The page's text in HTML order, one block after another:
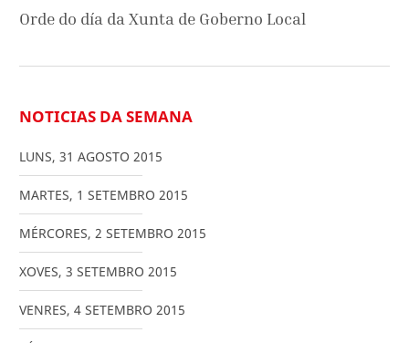
Orde do día da Xunta de Goberno Local
NOTICIAS DA SEMANA
LUNS, 31 AGOSTO 2015
MARTES, 1 SETEMBRO 2015
MÉRCORES, 2 SETEMBRO 2015
XOVES, 3 SETEMBRO 2015
VENRES, 4 SETEMBRO 2015